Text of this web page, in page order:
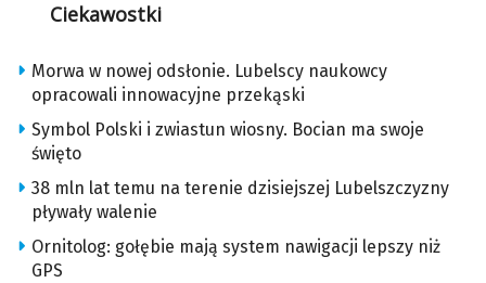
Ciekawostki
Morwa w nowej odsłonie. Lubelscy naukowcy
opracowali innowacyjne przekąski
Symbol Polski i zwiastun wiosny. Bocian ma swoje
święto
38 mln lat temu na terenie dzisiejszej Lubelszczyzny
pływały walenie
Ornitolog: gołębie mają system nawigacji lepszy niż
GPS